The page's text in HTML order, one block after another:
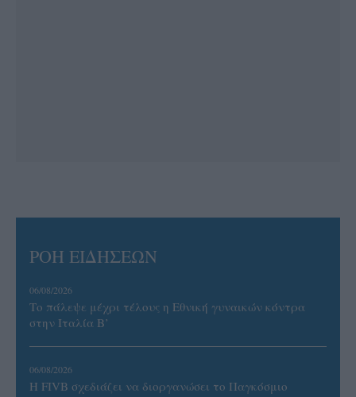
ΡΟΗ ΕΙΔΗΣΕΩΝ
06/08/2026
Το πάλεψε μέχρι τέλους η Εθνική γυναικών κόντρα
στην Ιταλία Β’
06/08/2026
Η FIVB σχεδιάζει να διοργανώσει το Παγκόσμιο